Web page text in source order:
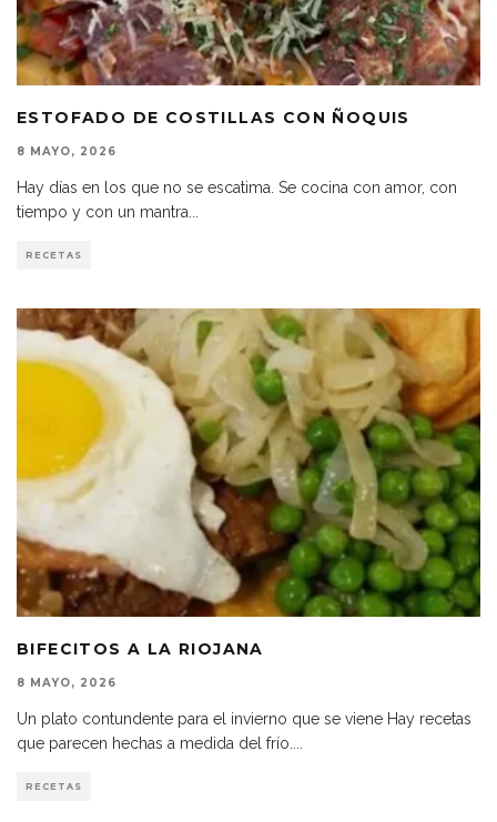
ESTOFADO DE COSTILLAS CON ÑOQUIS
8 MAYO, 2026
Hay días en los que no se escatima. Se cocina con amor, con
tiempo y con un mantra
RECETAS
BIFECITOS A LA RIOJANA
8 MAYO, 2026
Un plato contundente para el invierno que se viene Hay recetas
que parecen hechas a medida del frío....
RECETAS